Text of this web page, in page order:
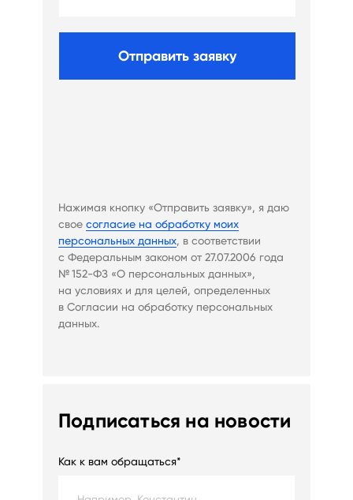
Отправить заявку
Нажимая кнопку «Отправить заявку», я даю
свое согласие на обработку моих
персональных данных, в соответствии
с Федеральным законом от 27.07.2006 года
№ 152-ФЗ «О персональных данных»,
на условиях и для целей, определенных
в Согласии на обработку персональных
данных.
Подписаться на новости
Как к вам обращаться*